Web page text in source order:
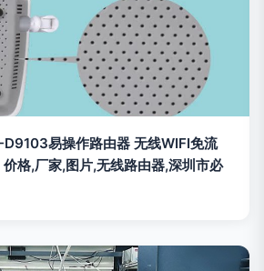
D9103易操作路由器 无线WIFI免流
格,厂家,图片,无线路由器,深圳市必